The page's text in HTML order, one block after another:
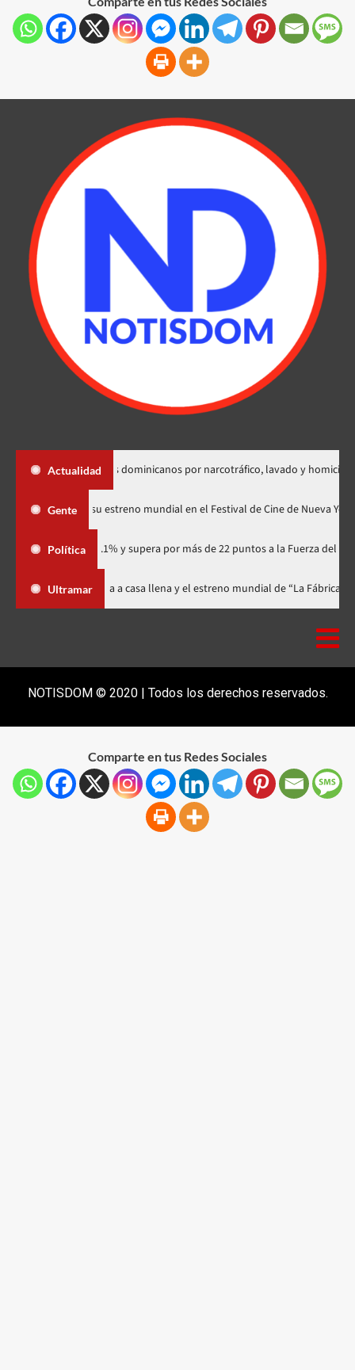
Actualidad
de dos dominicanos por narcotráfico, lavado y homicidio
Gente
«Godzilla Minus Zero» tendrá su estreno mundial en el Festival de Cine
Política
con 41.1% y supera por más de 22 puntos a la Fuerza del Pueblo
Ultramar
celebra 15 años con una gala a casa llena y el estreno mundial de
NOTISDOM © 2020 | Todos los derechos reservados.
Comparte en tus Redes Sociales